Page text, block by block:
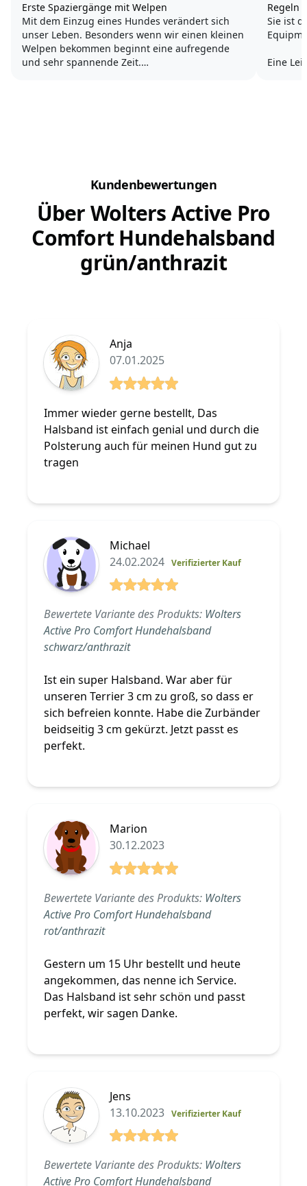
Erste Spaziergänge mit Welpen
Mit dem Einzug eines Hundes verändert sich
unser Leben. Besonders wenn wir einen kleinen
Welpen bekommen beginnt eine aufregende
und sehr spannende Zeit.
Regeln
Sie ist
Eine
Kundenbewertungen
Über Wolters Active Pro
Comfort Hundehalsband
grün/anthrazit
Anja
07.01.2025
Immer wieder gerne bestellt, Das
Halsband ist einfach genial und durch die
Polsterung auch für meinen Hund gut zu
tragen
Michael
24.02.2024 Verifizierter Kauf
Bewertete Variante des Produkts: Wolters
Active Pro Comfort Hundehalsband
schwarz/anthrazit
Ist ein super Halsband. War aber für
unseren Terrier 3 cm zu groß, so dass er
sich befreien konnte. Habe die Zurbänder
beidseitig 3 cm gekürzt. Jetzt passt es
perfekt.
Marion
30.12.2023
Bewertete Variante des Produkts: Wolters
Active Pro Comfort Hundehalsband
rot/anthrazit
Gestern um 15 Uhr bestellt und heute
angekommen, das nenne ich Service.
Das Halsband ist sehr schön und passt
perfekt, wir sagen Danke.
Jens
13.10.2023 Verifizierter Kauf
Bewertete Variante des Produkts: Wolters
Active Pro Comfort Hundehalsband